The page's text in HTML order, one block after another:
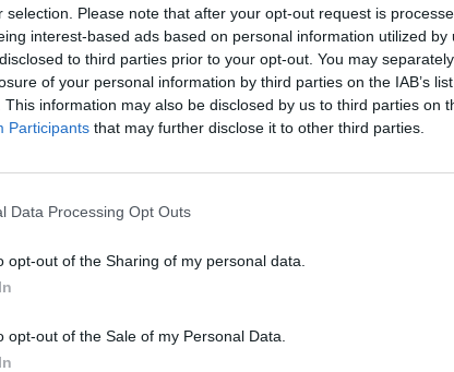
selection. Please note that after your opt-out request is
interest-based ads based on personal information utilized by
to third parties prior to your opt-out. You may
of your personal information by third parties on the IAB’s
This information may also be disclosed by us to third parties on
Participants that may further disclose it to other third parties.
Data Processing Opt Outs
opt-out of the Sharing of my personal data.
opt-out of the Sale of my Personal Data.
pas livraison de ses 2 A380 ( pour
d’asiana qui est aussi dans la
heureusement qu’émirates sera
RÉPONDRE
18 juillet 2013 - 12 h 59 min
pas deux A380 mais en a
en 2016 normalement. Et bien
800 sièges n’est plus à l’ordre du
RÉPONDRE